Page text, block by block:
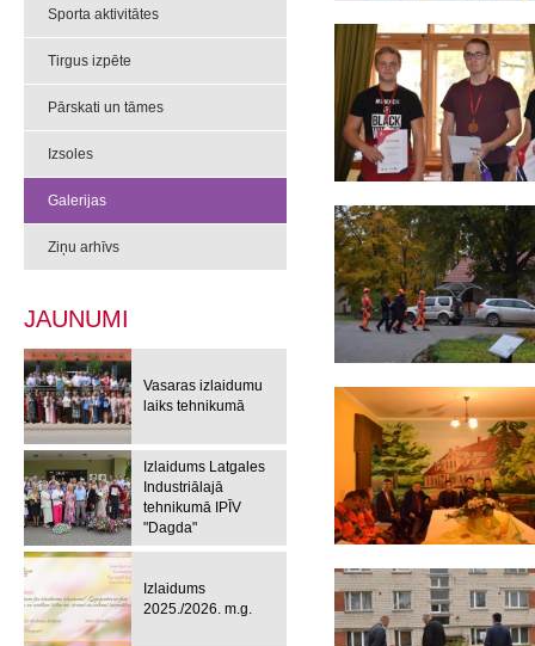
Sporta aktivitātes
Tirgus izpēte
Pārskati un tāmes
Izsoles
Galerijas
Ziņu arhīvs
JAUNUMI
Vasaras izlaidumu
laiks tehnikumā
Izlaidums Latgales
Industriālajā
tehnikumā IPĪV
"Dagda"
Izlaidums
2025./2026. m.g.